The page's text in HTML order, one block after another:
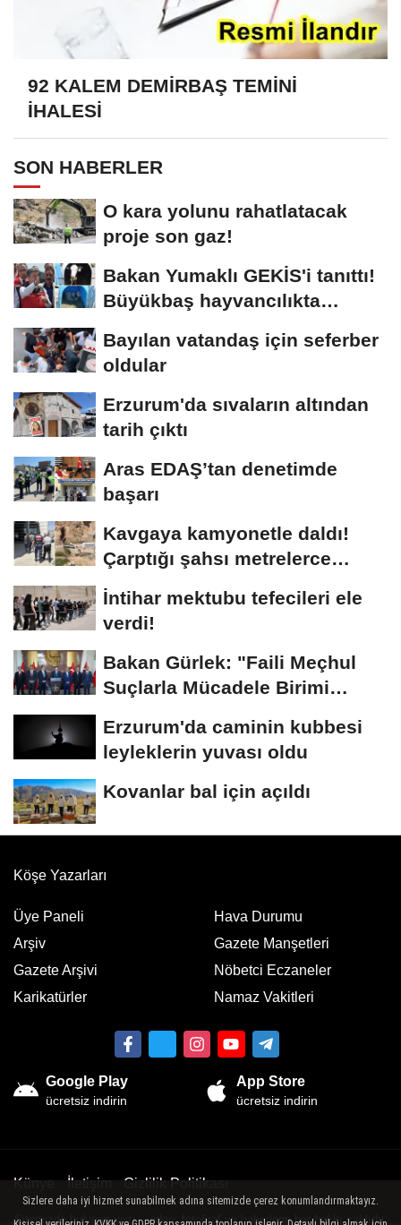
92 KALEM DEMİRBAŞ TEMİNİ
İHALESİ
SON HABERLER
O kara yolunu rahatlatacak
proje son gaz!
Bakan Yumaklı GEKİS'i tanıttı!
Büyükbaş hayvancılıkta
Bayılan vatandaş için seferber
oldular
Erzurum'da sıvaların altından
tarih çıktı
Aras EDAŞ’tan denetimde
başarı
Kavgaya kamyonetle daldı!
Çarptığı şahsı metrelerce
sürükledi
İntihar mektubu tefecileri ele
verdi!
Bakan Gürlek: "Faili Meçhul
Suçlarla Mücadele Birimi
Erzurum'da caminin kubbesi
leyleklerin yuvası oldu
Kovanlar bal için açıldı
Köşe Yazarları
Üye Paneli
Arşiv
Gazete Arşivi
Karikatürler
Hava Durumu
Gazete Manşetleri
Nöbetci Eczaneler
Namaz Vakitleri
Google Play
ücretsiz indirin
App Store
ücretsiz indirin
Künye İletişim Gizlilik Politikası
Sitemizde bulunan yazı , video, fotoğraf ve haberlerin her hakkı saklıdır.
Sizlere daha iyi hizmet sunabilmek adına sitemizde çerez konumlandırmaktayız.